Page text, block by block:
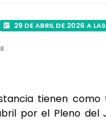
29 DE ABRIL DE 2026 A
tienen
por el Pleno del